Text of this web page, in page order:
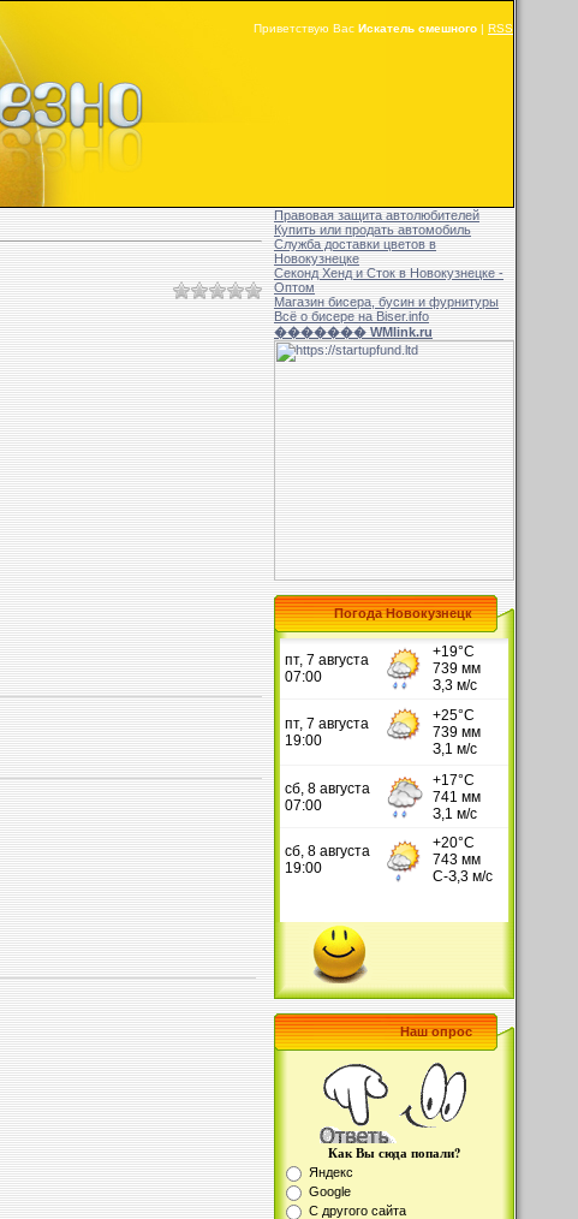
Приветствую Вас Искатель смешного | RSS
Правовая защита автолюбителей
Купить или продать автомобиль
Служба доставки цветов в
Новокузнецке
Секонд Хенд и Сток в Новокузнецке -
Оптом
Магазин бисера, бусин и фурнитуры
Всё о бисере на Biser.info
������� WMlink.ru
Погода Новокузнецк
Наш опрос
Как Вы сюда попали?
Яндекс
Google
С другого сайта